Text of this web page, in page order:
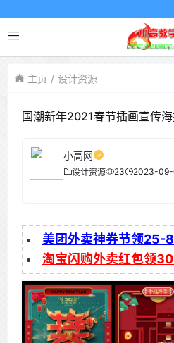
主页 设计资源
国潮新年2021春节插画宣传
小高网
设计资源 23 2023-09-
美团外卖神券节领25-
淘宝闪购外卖红包领